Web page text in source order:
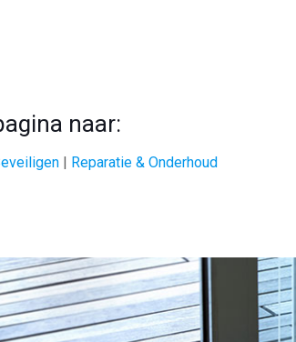
naar:
| Reparatie & Onderhoud